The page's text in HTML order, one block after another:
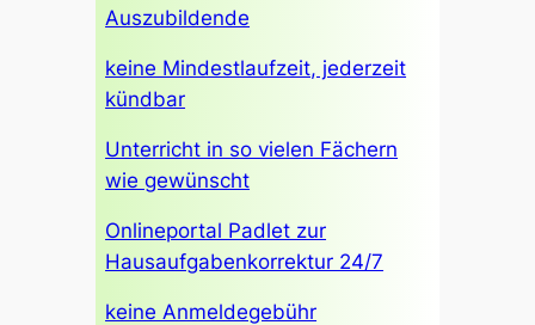
Auszubildende
keine Mindestlaufzeit, jederzeit
kündbar
Unterricht in so vielen Fächern
wie gewünscht
Onlineportal Padlet zur
Hausaufgabenkorrektur 24/7
keine Anmeldegebühr